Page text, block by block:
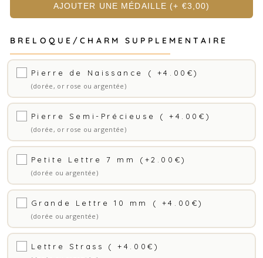
AJOUTER UNE MÉDAILLE (+ €3,00)
BRELOQUE/CHARM SUPPLEMENTAIRE
Pierre de Naissance ( +4.00€)
(dorée, or rose ou argentée)
Pierre Semi-Précieuse ( +4.00€)
(dorée, or rose ou argentée)
Petite Lettre 7 mm (+2.00€)
(dorée ou argentée)
Grande Lettre 10 mm ( +4.00€)
(dorée ou argentée)
Lettre Strass ( +4.00€)